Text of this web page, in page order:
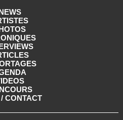
CONTACT